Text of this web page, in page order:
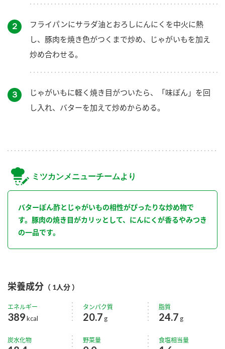
２
フライパンにサラダ油とおろしにんにくを中火に熱
し、豚肉を焼き色がつくまで炒め、じゃがいもを加え
炒め合わせる。
３
じゃがいもに軽く焼き目がついたら、「味ぽん」を回
し入れ、バターを加えて炒めからめる。
ミツカンメニューチームより
バターぽん酢とじゃがいもの相性がぴったりな炒め物で
す。豚肉の焼き目がカリッとして、にんにくが香るやみつき
の一品です。
栄養成分 （ 1人分 ）
エネルギー
389kcal
タンパク質
20.7 g
脂質
24.7 g
炭水化物 野菜量 食塩相当量